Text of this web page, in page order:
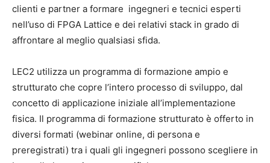
clienti e partner a formare ingegneri e tecnici esperti
nell’uso di FPGA Lattice e dei relativi stack in grado di
affrontare al meglio qualsiasi sfida.
LEC2 utilizza un programma di formazione ampio e
strutturato che copre l’intero processo di sviluppo, dal
concetto di applicazione iniziale all’implementazione
fisica. Il programma di formazione strutturato è offerto in
diversi formati (webinar online, di persona e
preregistrati) tra i quali gli ingegneri possono scegliere in